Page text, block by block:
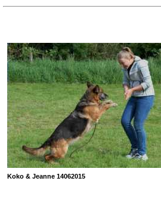
Koko & Jeanne 14062015